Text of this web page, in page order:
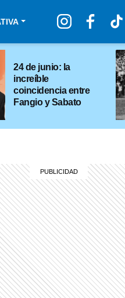
24 de junio: la
increíble
coincidencia entre
Fangio y Sabato